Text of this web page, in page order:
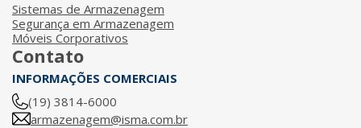
Sistemas de Armazenagem
Segurança em Armazenagem
Móveis Corporativos
Contato
INFORMAÇÕES COMERCIAIS
(19) 3814-6000
armazenagem@isma.com.br